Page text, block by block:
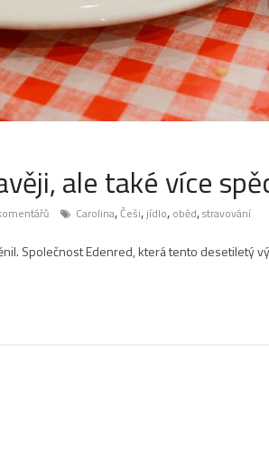
ale také více
Carolina,Češi, jídlo, oběd,stravování
Společnost Edenred, která tento desetiletý